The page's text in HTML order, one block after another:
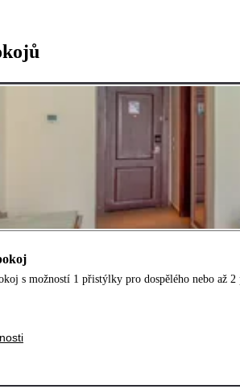
s možností 1 přistýlky pro dospělého nebo až